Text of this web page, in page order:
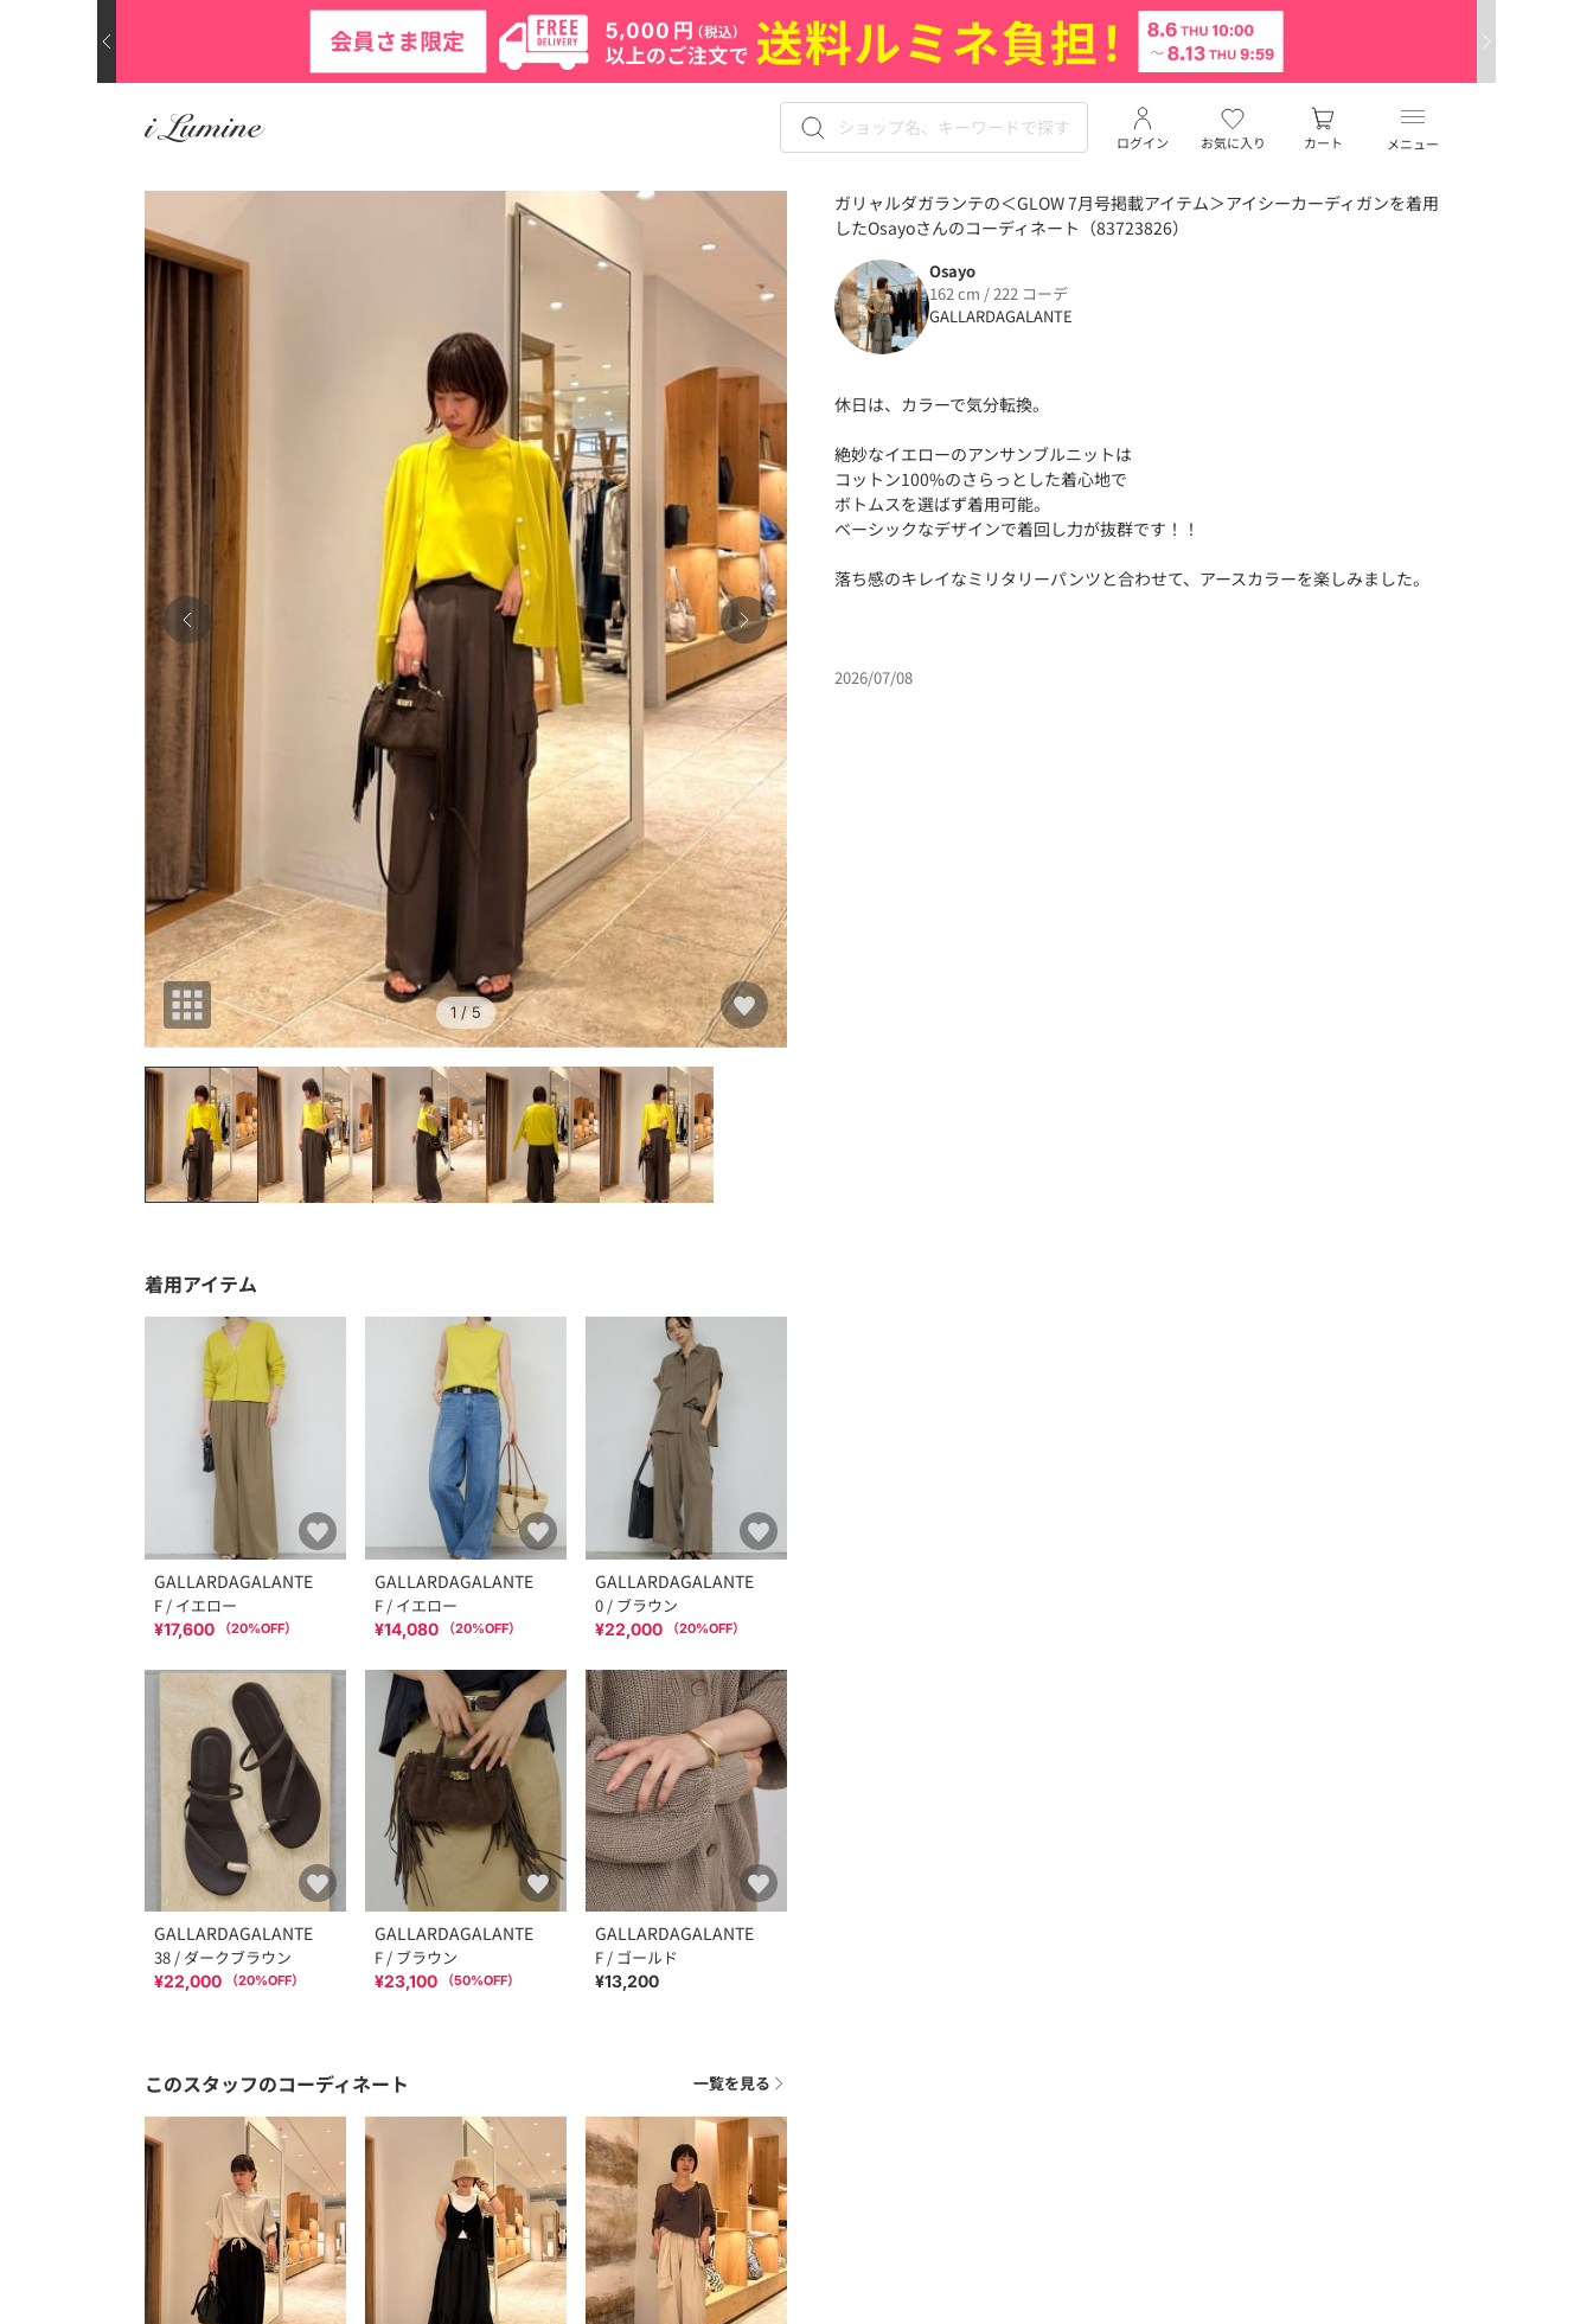
メニュー
お気に入り
ログイン カート
1 / 5
ガリャルダガランテの＜GLOW 7月号掲載アイテム＞アイシーカーディガンを着用
したOsayoさんのコーディネート（83723826）
Osayo
162 cm / 222 コーデ
GALLARDAGALANTE
休日は、カラーで気分転換。
絶妙なイエローのアンサンブルニットは
コットン100%のさらっとした着心地で
ボトムスを選ばず着用可能。
ベーシックなデザインで着回し力が抜群です！！
落ち感のキレイなミリタリーパンツと合わせて、アースカラーを楽しみました。
2026/07/08
着用アイテム
GALLARDAGALANTE
F / イエロー
¥17,600 （20%OFF）
GALLARDAGALANTE
F / イエロー
¥14,080 （20%OFF）
GALLARDAGALANTE
0 / ブラウン
¥22,000 （20%OFF）
GALLARDAGALANTE
38 / ダークブラウン
¥22,000 （20%OFF）
GALLARDAGALANTE
F / ブラウン
¥23,100 （50%OFF）
GALLARDAGALANTE
F / ゴールド
¥13,200
このスタッフのコーディネート 一覧を見る